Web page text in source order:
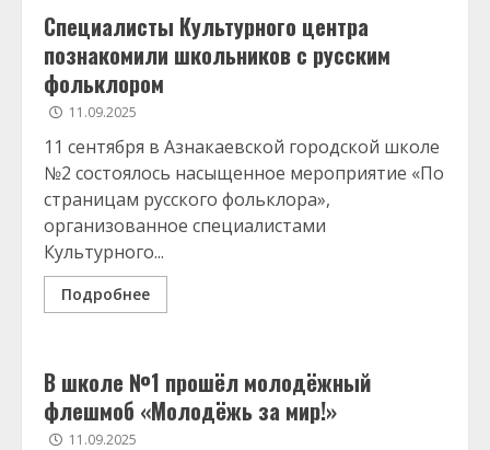
Специалисты Культурного центра
познакомили школьников с русским
фольклором
11.09.2025
11 сентября в Азнакаевской городской школе
№2 состоялось насыщенное мероприятие «По
страницам русского фольклора»,
организованное специалистами
Культурного...
Подробнее
В школе №1 прошёл молодёжный
флешмоб «Молодёжь за мир!»
11.09.2025